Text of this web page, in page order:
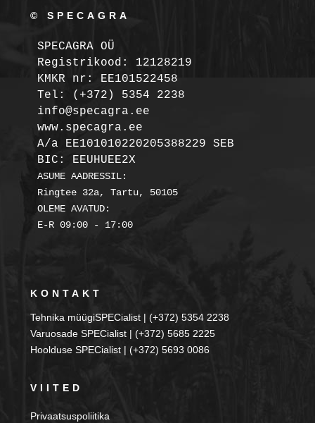
© SPECAGRA
SPECAGRA OÜ
Registrikood: 12128219
KMKR nr: EE101522458
Tel: (+372) 5354 2238
info@specagra.ee
A/a EE101010220205388229 SEB
BIC: EEUHUEE2X
ASUME AADRESSIL:
Ringtee 32a, Tartu, 50105
OLEME AVATUD:
E-R 09:00 - 17:00
KONTAKT
Tehnika müügiSPECialist | (+372) 5354 2238
Varuosade SPECialist | (+372) 5685 2225
Hoolduse SPECialist | (+372) 5693 0086
VIITED
Privaatsuspoliitika